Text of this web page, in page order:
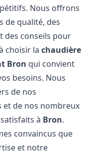
Nous offrons
de qualité, des
des conseils pour
choisir lachaudière
Bron qui convient
besoins. Nous
de nos
et de nos nombreux
à Bron.
convaincus que
et notre